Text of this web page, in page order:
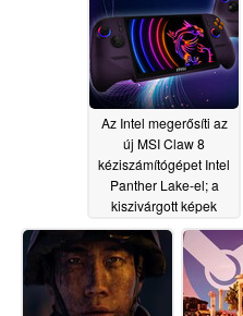
Az Intel megerősíti az
új MSI Claw 8
kéziszámítógépet Intel
Panther Lake-el; a
kiszivárgott képek
radikális újratervezést
mutatnak
05/29/2026